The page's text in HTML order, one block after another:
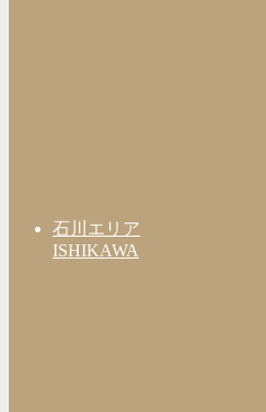
石川エリア
ISHIKAWA